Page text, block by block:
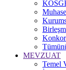
MEVZUAT
Temel